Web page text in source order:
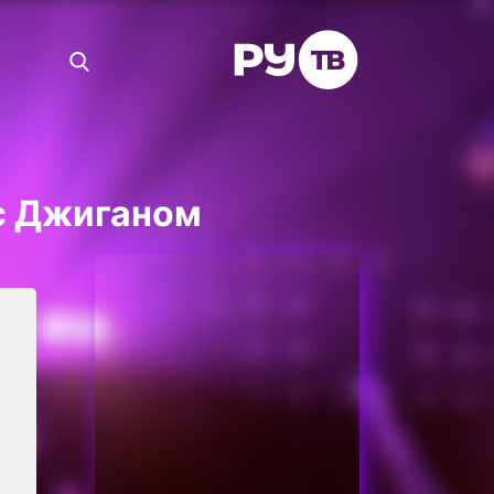
Джиганом